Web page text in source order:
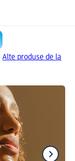
Alte produse de la